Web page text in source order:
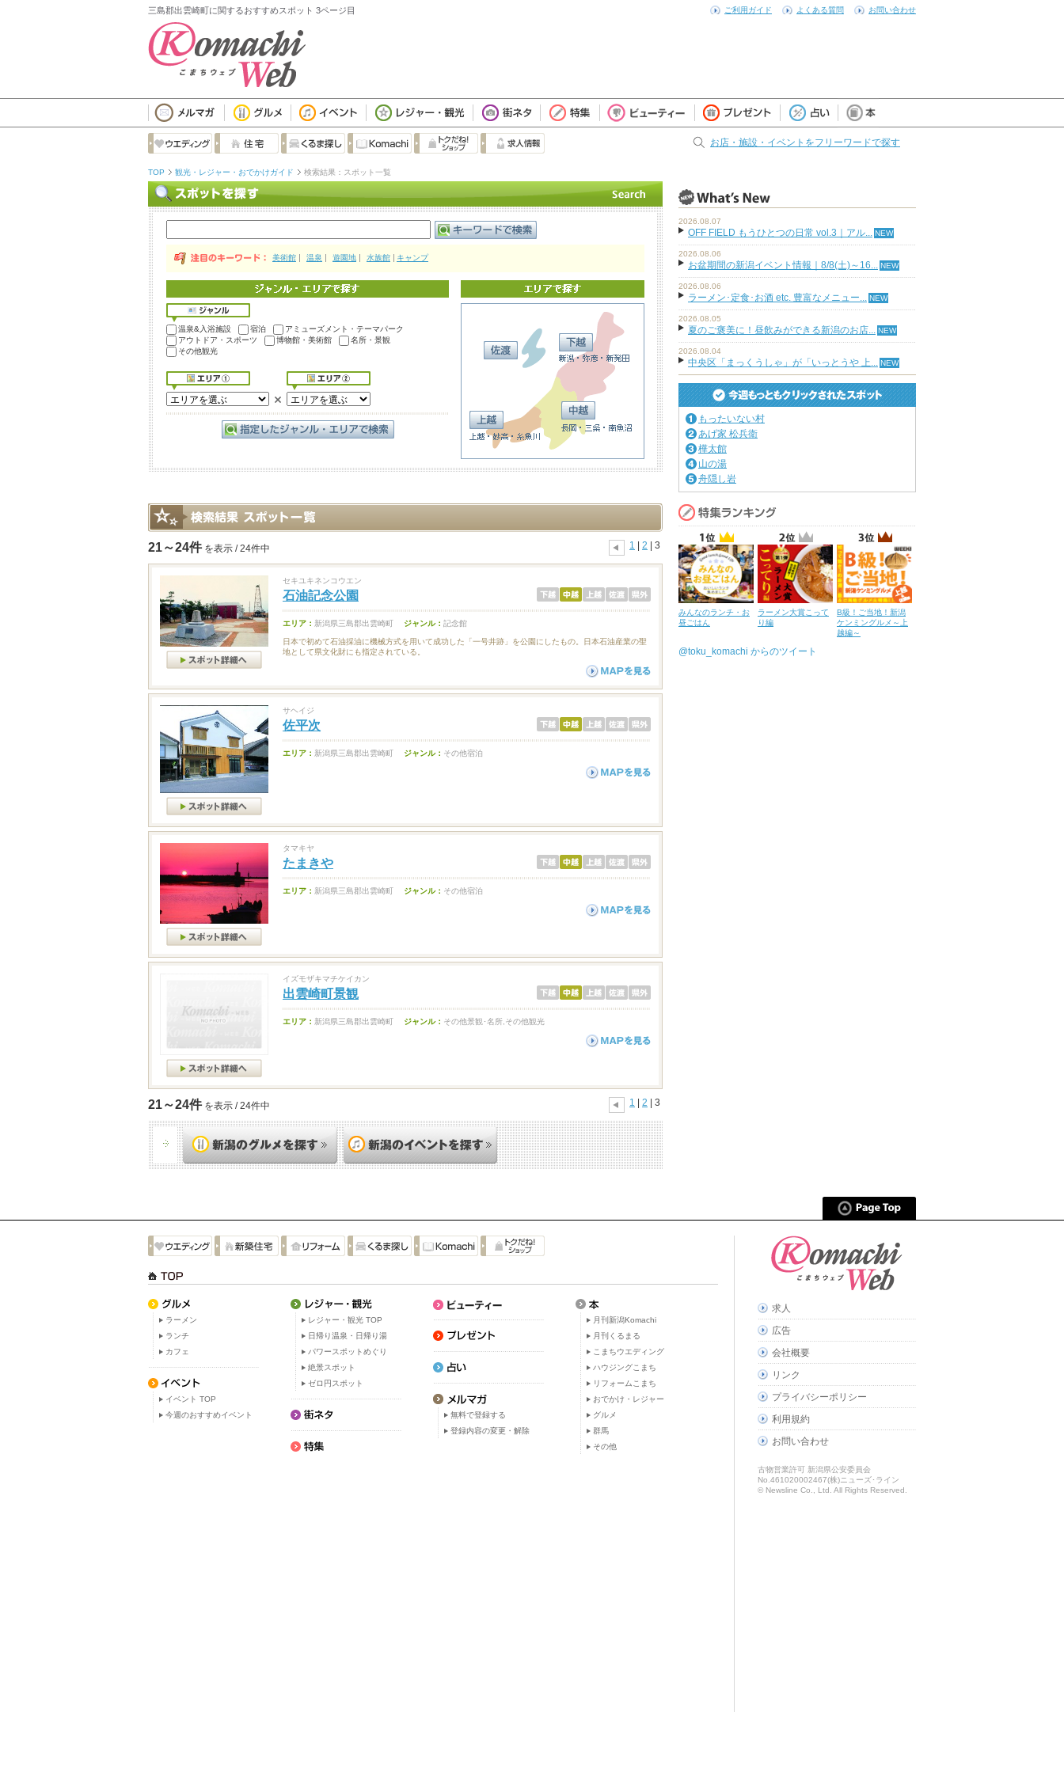
三島郡出雲崎町に関するおすすめスポット 3ページ目 ご利用ガイド よくある質問 お問い合わせ
お店・施設・イベントをフリーワードで探す
TOP 観光・レジャー・おでかけガイド 検索結果：スポット一覧
美術館 温泉 遊園地 水族館 キャンプ
温泉&入浴施設 宿泊
アミューズメント・テーマパーク
アウトドア・スポーツ
博物館・美術館
名所・景観
その他観光
21～24件 を表示 / 24件中 1 2 | 3
セキユキネンコウエン
石油記念公園
エリア： 新潟県三島郡出雲崎町 ジャンル： 記念館
日本で初めて石油採油に機械方式を用いて成功した「一号井跡」を公園にしたもの。日本石油産業の聖
地として県文化財にも指定されている。
サヘイジ
佐平次
エリア： 新潟県三島郡出雲崎町 ジャンル： その他宿泊
タマキヤ
たまきや
エリア： 新潟県三島郡出雲崎町 ジャンル： その他宿泊
イズモザキマチケイカン
出雲崎町景観
エリア： 新潟県三島郡出雲崎町 ジャンル： その他景観･名所,その他観光
21～24件 を表示 / 24件中 1 2 | 3
2026.08.07
OFF FIELD もうひとつの日常 vol.3｜アル...
2026.08.06
お盆期間の新潟イベント情報｜8/8(土)～16...
2026.08.06
ラーメン･定食･お酒 etc. 豊富なメニュー...
2026.08.05
夏のご褒美に！昼飲みができる新潟のお店...
2026.08.04
中央区「まっくうしゃ」が「いっとうや 上...
もったいない村
あげ家 松兵衛
樺太館
山の湯
舟隠し岩
みんなのランチ・お
昼ごはん
ラーメン大賞こって
り編
B級！ご当地！新潟
ケンミングルメ～上
越編～
@toku_komachi からのツイート
ラーメン
ランチ
カフェ
イベント TOP
今週のおすすめイベント
レジャー・観光 TOP
日帰り温泉・日帰り湯
パワースポットめぐり
絶景スポット
ゼロ円スポット
無料で登録する
登録内容の変更・解除
月刊新潟Komachi
月刊くるまる
こまちウエディング
ハウジングこまち
リフォームこまち
おでかけ・レジャー
グルメ
群馬
その他
求人
広告
会社概要
リンク
プライバシーポリシー
利用規約
お問い合わせ
古物営業許可 新潟県公安委員会
No.461020002467(株)ニューズ･ライン
© Newsline Co., Ltd. All Rights Reserved.